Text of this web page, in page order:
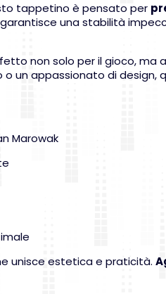
tappetino è pensato per
una stabilità
non solo per il gioco, ma
un appassionato di design,
Marowak
unisce estetica e praticità.